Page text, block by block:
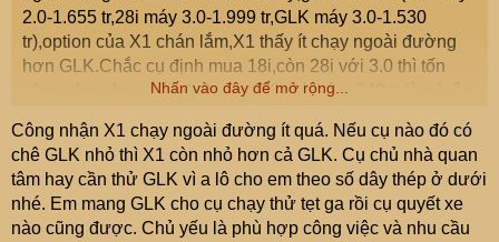
2.0-1.655 tr,28i máy 3.0-1.999 tr,GLK máy 3.0-1.530
tr),option của X1 chán lắm,X1 thấy ít chạy ngoài đường
hơn GLK.Chắc cụ định mua 18i,còn 28i với 3.0 thì tốn
xăng như nhau,nếu định mua 28i thì thêm 349 tr làm luôn
bán X3 thì những người mua X1 ít hẳn đi nên họ phải
khuyến mại nhiều thứ cho X1 nhằm tăng doanh số.
Nhấn vào đây để mở rộng...
Công nhận X1 chạy ngoài đường ít quá. Nếu cụ nào đó có
chê GLK nhỏ thì X1 còn nhỏ hơn cả GLK. Cụ chủ nhà quan
tâm hay cần thử GLK vì a lô cho em theo số dây thép ở dưới
nhé. Em mang GLK cho cụ chạy thử tẹt ga rồi cụ quyết xe
nào cũng được. Chủ yếu là phù hợp công việc và nhu cầu